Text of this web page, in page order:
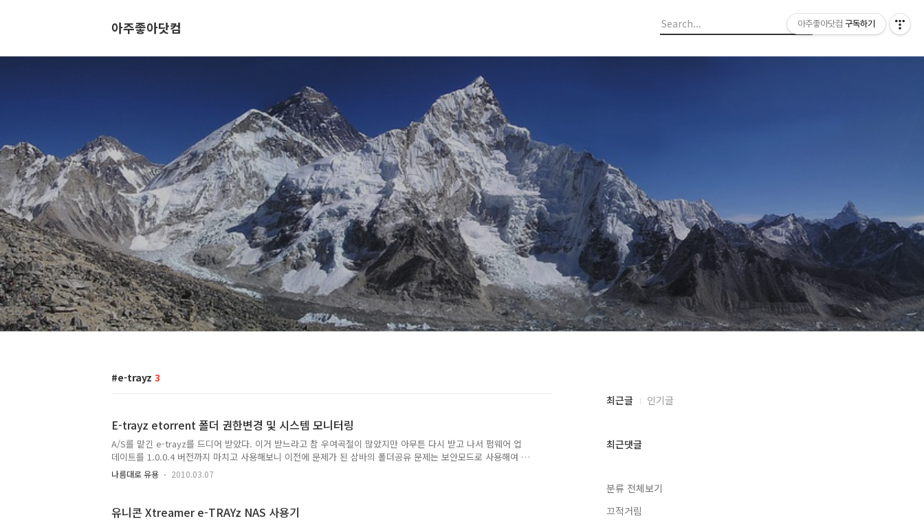
아주좋아닷컴
e-trayz 3
E-trayz etorrent 폴더 권한변경 및 시스템 모니터링
A/S를 맡긴 e-trayz를 드디어 받았다. 이거 받느라고 참 우여곡절이 많았지만 아무튼 다시 받고 나서 펌웨어 업
데이트를 1.0.0.4 버전까지 마치고 사용해보니 이전에 문제가 된 삼바의 폴더공유 문제는 보안모드로 사용해여 별
도의 설정없이 사용할 수 있다. torrent 를 많이 사용하는데, 토런트 다운로드 폴더는 파일 삭제가 안되어 왜 안
되는지 봤더니만 파일 소유권이 모두 root로 되어 있었다. SSH로 접속하여 아래처럼 설정하면 윈도우탐색기에서
torrent 는 불안하다. 그 이유는 다운로드 되는 과정도 명확치 않고 다운로드가 끝난 항목도 나중에 보..
나름대로 유용 2010.03.07
유니콘 Xtreamer e-TRAYz NAS 사용기
최
과
글
최근글 인기글
최근댓글
분류 전체보기
끄적거림
아주좋아닷컴 구독하기